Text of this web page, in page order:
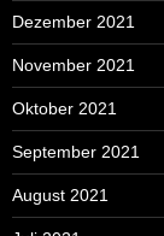
Dezember 2021
November 2021
Oktober 2021
September 2021
August 2021